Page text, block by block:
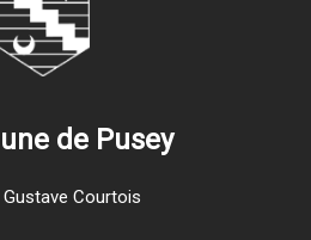
de Pusey
Gustave Courtois